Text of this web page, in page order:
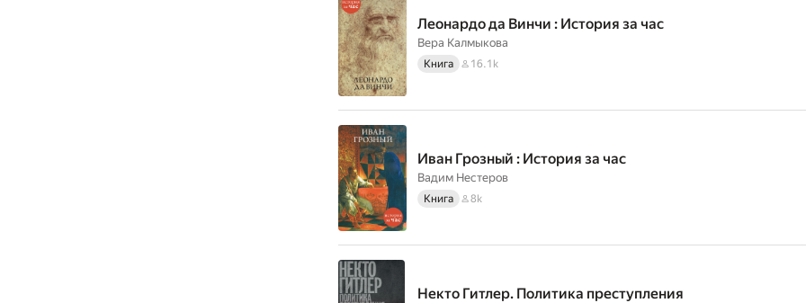
Леонардо да Винчи : История за час
Вера Калмыкова
Книга 16.1k
Иван Грозный : История за час
Вадим Нестеров
Книга 8k
Некто Гитлер. Политика преступления